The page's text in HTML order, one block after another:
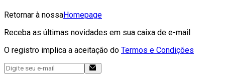
Retornar à nossaHomepage
Receba as últimas novidades em sua caixa de e-mail
O registro implica a aceitação do Termos e Condições